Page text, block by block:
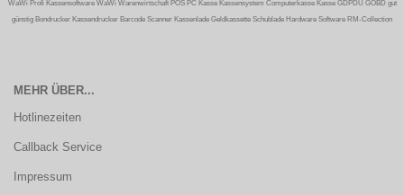
WaWi Profi Kassensoftware WaWi Warenwirtschaft POS PC Kasse Kassensystem Computerkasse Kasse GDPDU GOBD gut
günstig Bondrucker Kassendrucker Barcode Scanner Kassenlade Geldkassette Schublade Hardware Software RM-Collection
MEHR ÜBER...
Hotlinezeiten
Callback Service
Impressum